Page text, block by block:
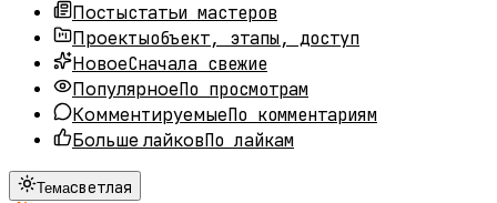
Постыстатьи мастеров
Проектыобъект, этапы, доступ
НовоеСначала свежие
ПопулярноеПо просмотрам
КомментируемыеПо комментариям
Больше лайковПо лайкам
Темасветлая